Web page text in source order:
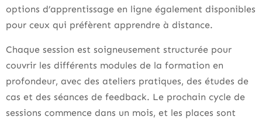
options d’apprentissage en ligne également disponibles
pour ceux qui préfèrent apprendre à distance.
Chaque session est soigneusement structurée pour
couvrir les différents modules de la formation en
profondeur, avec des ateliers pratiques, des études de
cas et des séances de feedback. Le prochain cycle de
sessions commence dans un mois, et les places sont